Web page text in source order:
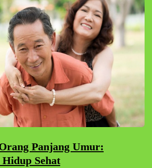
Panjang Umur:
Sehat